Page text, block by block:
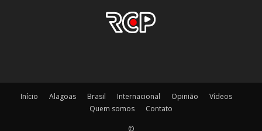
Início Alagoas Brasil Internacional Opinião
Vídeos
Quem somos
Contato
©